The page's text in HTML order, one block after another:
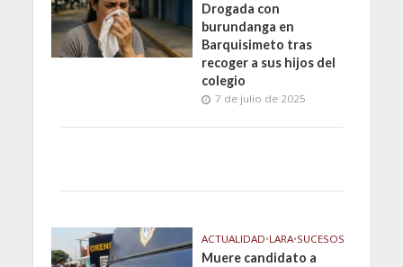
Drogada con
burundanga en
Barquisimeto tras
recoger a sus hijos del
colegio
7 de julio de 2025
ACTUALIDAD•LARA•SUCESOS
Muere candidato a